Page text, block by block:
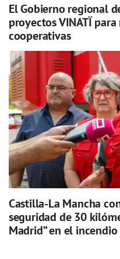
El Gobierno regional
proyectos VINATÏ
cooperativas
Castilla-La Mancha
seguridad de 30
Madrid” en el